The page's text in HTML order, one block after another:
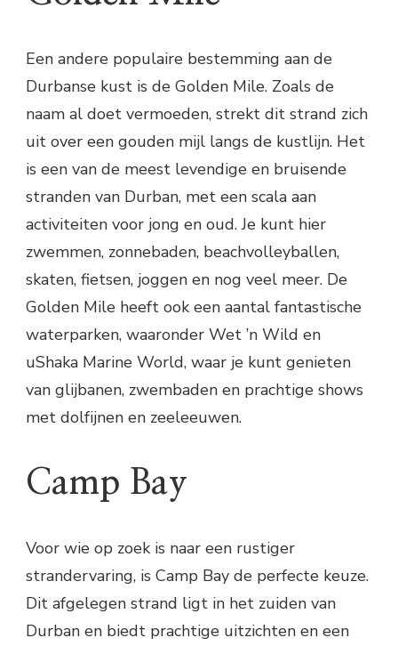
Een andere populaire bestemming aan de
Durbanse kust is de Golden Mile. Zoals de
naam al doet vermoeden, strekt dit strand zich
uit over een gouden mijl langs de kustlijn. Het
is een van de meest levendige en bruisende
stranden van Durban, met een scala aan
activiteiten voor jong en oud. Je kunt hier
zwemmen, zonnebaden, beachvolleyballen,
skaten, fietsen, joggen en nog veel meer. De
Golden Mile heeft ook een aantal fantastische
waterparken, waaronder Wet ’n Wild en
uShaka Marine World, waar je kunt genieten
van glijbanen, zwembaden en prachtige shows
met dolfijnen en zeeleeuwen.
Camp Bay
Voor wie op zoek is naar een rustiger
strandervaring, is Camp Bay de perfecte keuze.
Dit afgelegen strand ligt in het zuiden van
Durban en biedt prachtige uitzichten en een